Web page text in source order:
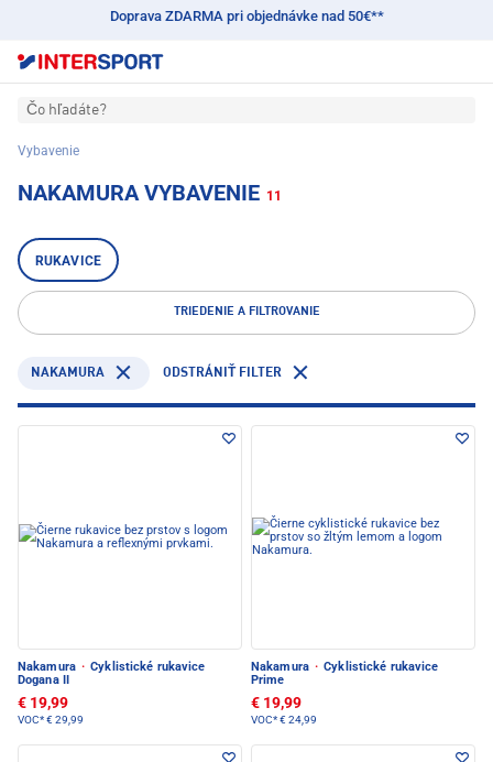
Doprava ZDARMA pri objednávke nad 50€**
Čo hľadáte?
Vybavenie
NAKAMURA VYBAVENIE 11
RUKAVICE
TRIEDENIE A FILTROVANIE
NAKAMURA ODSTRÁNIŤ FILTER
Nakamura · Cyklistické rukavice
Dogana II
€ 19,99
VOC*€ 29,99
Nakamura · Cyklistické rukavice
Prime
€ 19,99
VOC*€ 24,99